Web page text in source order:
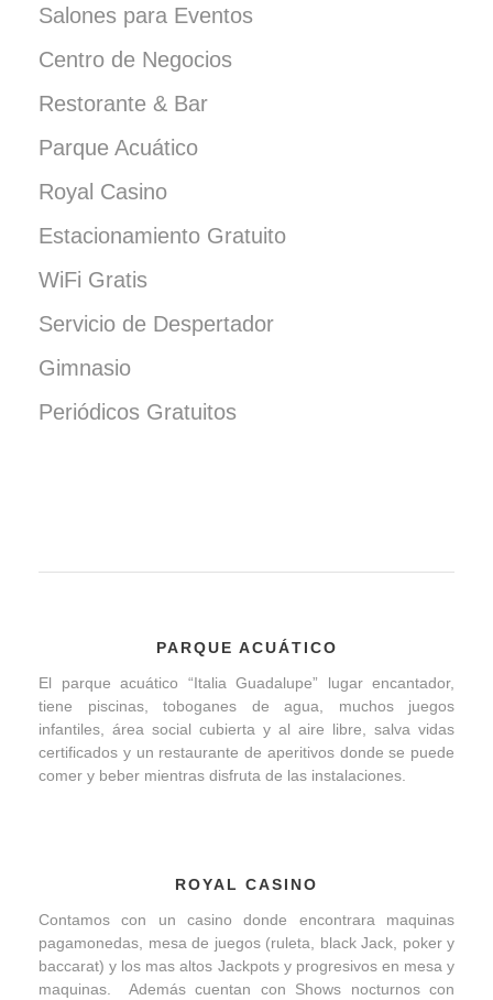
Salones para Eventos
Centro de Negocios
Restorante & Bar
Parque Acuático
Royal Casino
Estacionamiento Gratuito
WiFi Gratis
Servicio de Despertador
Gimnasio
Periódicos Gratuitos
PARQUE ACUÁTICO
El parque acuático “Italia Guadalupe” lugar encantador,
tiene piscinas, toboganes de agua, muchos juegos
infantiles, área social cubierta y al aire libre, salva vidas
certificados y un restaurante de aperitivos donde se puede
comer y beber mientras disfruta de las instalaciones.
ROYAL CASINO
Contamos con un casino donde encontrara maquinas
pagamonedas, mesa de juegos (ruleta, black Jack, poker y
baccarat) y los mas altos Jackpots y progresivos en mesa y
maquinas. Además cuentan con Shows nocturnos con